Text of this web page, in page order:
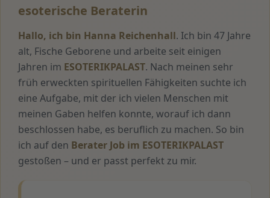
esoterische Beraterin
Hallo, ich bin Hanna Reichenhall. Ich bin 47 Jahre
alt, Fische Geborene und arbeite seit einigen
Jahren im ESOTERIKPALAST. Nach meinen sehr
früh erweckten spirituellen Fähigkeiten suchte ich
eine Aufgabe, mit der ich vielen Menschen mit
meinen Gaben helfen konnte, worauf ich dann
beschlossen habe, es beruflich zu machen. So bin
ich auf den Berater Job im ESOTERIKPALAST
gestoßen – und er passt perfekt zu mir.